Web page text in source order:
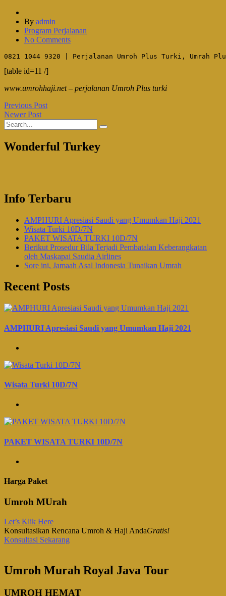
By admin
Program Perjalanan
No Comments
0821 1044 9320 | Perjalanan Umroh Plus Turki, Umrah
[table id=11 /]
www.umrohhaji.net – perjalanan Umroh Plus turki
Previous Post
Newer Post
Wonderful Turkey
Info Terbaru
AMPHURI Apresiasi Saudi yang Umumkan Haji 2021
Wisata Turki 10D/7N
PAKET WISATA TURKI 10D/7N
Berikut Prosedur Bila Terjadi Pembatalan Keberangkatan
oleh Maskapai Saudia Airlines
Sore ini, Jamaah Asal Indonesia Tunaikan Umrah
Recent Posts
AMPHURI Apresiasi Saudi yang Umumkan Haji 2021
Wisata Turki 10D/7N
PAKET WISATA TURKI 10D/7N
Harga Paket
Umroh MUrah
Let’s Klik Here
Konsultasikan Rencana Umroh & Haji AndaGratis!
Konsultasi Sekarang
Umroh Murah Royal Java Tour
UMROH HEMAT